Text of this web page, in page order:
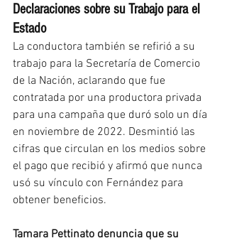
Declaraciones sobre su Trabajo para el
Estado
La conductora también se refirió a su
trabajo para la Secretaría de Comercio
de la Nación, aclarando que fue
contratada por una productora privada
para una campaña que duró solo un día
en noviembre de 2022. Desmintió las
cifras que circulan en los medios sobre
el pago que recibió y afirmó que nunca
usó su vínculo con Fernández para
obtener beneficios.
Tamara Pettinato denuncia que su